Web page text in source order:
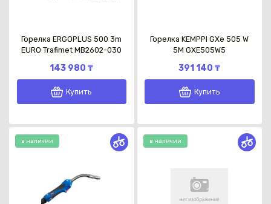
Горелка ERGOPLUS 500 3m
EURO Trafimet MB2602-030
143 980 ₸
Купить
Горелка KEMPPI GXe 505 W
5M GXE505W5
391 140 ₸
Купить
в наличии в наличии